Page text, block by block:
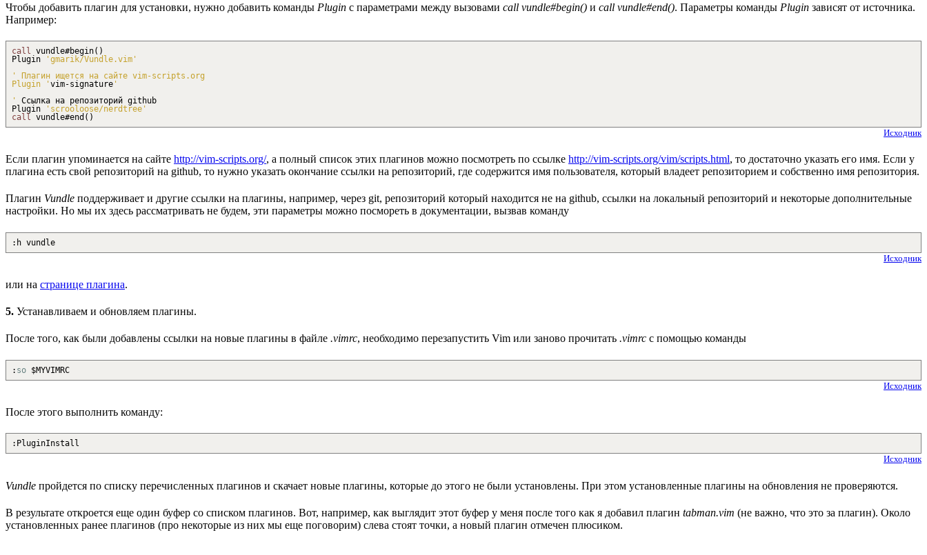
Чтобы добавить плагин для установки, нужно добавить команды Plugin с параметрами между вызовами call vundle#begin() и call vundle#end(). Параметры команды Plugin зависят от источника.
Например:
call vundle#begin( )
Plugin
'gmarik/Vundle.vim'
' Плагин ищется на сайте vim-scripts.org
Plugin ' vim-signature '
'
Ссылка на репозиторий github
Plugin
'scrooloose/nerdtree'
call vundle#end ( )
Исходник
Если плагин упоминается на сайте http://vim-scripts.org/, а полный список этих плагинов можно посмотреть по ссылке http://vim-scripts.org/vim/scripts.html, то достаточно указать его имя. Если у
плагина есть свой репозиторий на github, то нужно указать окончание ссылки на репозиторий, где содержится имя пользователя, который владеет репозиторием и собственно имя репозитория.
Плагин Vundle поддерживает и другие ссылки на плагины, например, через git, репозиторий который находится не на github, ссылки на локальный репозиторий и некоторые дополнительные
настройки. Но мы их здесь рассматривать не будем, эти параметры можно посмореть в документации, вызвав команду
: h vundle
Исходник
или на странице плагина.
5. Устанавливаем и обновляем плагины.
После того, как были добавлены ссылки на новые плагины в файле .vimrc, необходимо перезапустить Vim или заново прочитать .vimrc с помощью команды
: so $MYVIMRC
Исходник
После этого выполнить команду:
: PluginInstall
Исходник
Vundle пройдется по списку перечисленных плагинов и скачает новые плагины, которые до этого не были установлены. При этом установленные плагины на обновления не проверяются.
В результате откроется еще один буфер со списком плагинов. Вот, например, как выглядит этот буфер у меня после того как я добавил плагин tabman.vim (не важно, что это за плагин). Около
установленных ранее плагинов (про некоторые из них мы еще поговорим) слева стоят точки, а новый плагин отмечен плюсиком.